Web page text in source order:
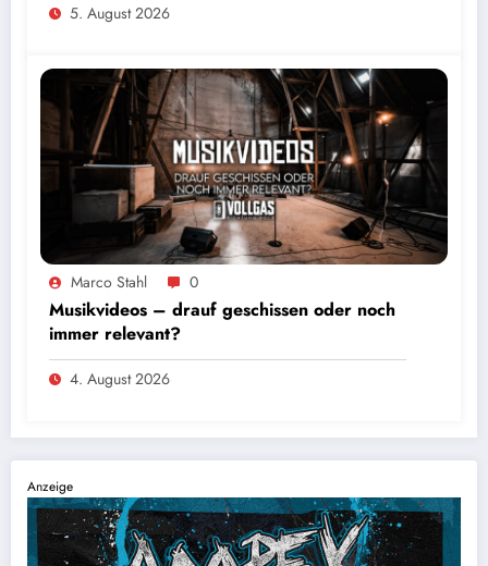
5. August 2026
Marco Stahl 0
Musikvideos – drauf geschissen oder noch
immer relevant?
4. August 2026
Anzeige